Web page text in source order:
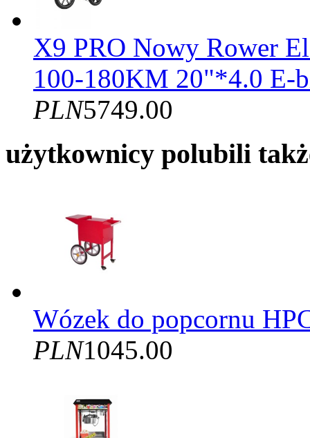
X9 PRO Nowy Rower
100-180KM 20"*4.0 E-
PLN5749.00
użytkownicy polubili
Wózek do popcornu
PLN1045.00